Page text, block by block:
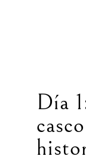
Día